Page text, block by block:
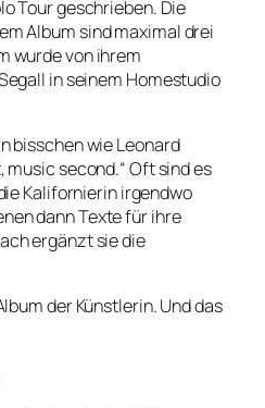
Tour geschrieben. Die
Album sind maximal drei
wurde von ihrem
in seinem Homestudio
bisschen wie Leonard
music second.“ Oft sind es
Kalifornierin irgendwo
dann Texte für ihre
ergänzt sie die
der Künstlerin. Und das